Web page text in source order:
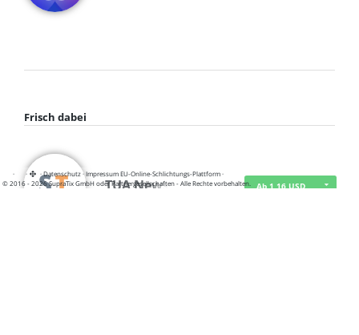
Frisch dabei
TUA News Ab 1,16 USD
· · ·Datenschutz·Impressum EU-Online-Schlichtungs-Plattform·
© 2016 - 2026 SupraTix GmbH oder Partnergesellschaften - Alle Rechte vorbehalten.